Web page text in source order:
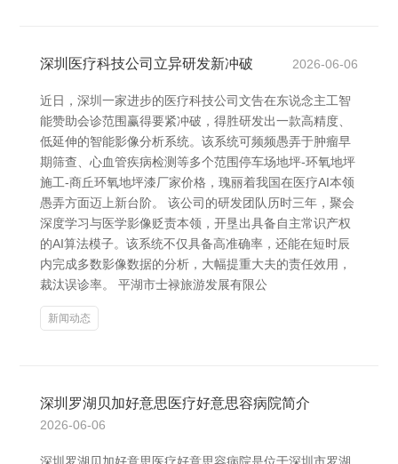
深圳医疗科技公司立异研发新冲破 2026-06-06
近日，深圳一家进步的医疗科技公司文告在东说念主工智
能赞助会诊范围赢得要紧冲破，得胜研发出一款高精度、
低延伸的智能影像分析系统。该系统可频频愚弄于肿瘤早
期筛查、心血管疾病检测等多个范围停车场地坪-环氧地坪
施工-商丘环氧地坪漆厂家价格，瑰丽着我国在医疗AI本领
愚弄方面迈上新台阶。 该公司的研发团队历时三年，聚会
深度学习与医学影像贬责本领，开垦出具备自主常识产权
的AI算法模子。该系统不仅具备高准确率，还能在短时辰
内完成多数影像数据的分析，大幅提重大夫的责任效用，
裁汰误诊率。 平湖市士禄旅游发展有限公
新闻动态
深圳罗湖贝加好意思医疗好意思容病院简介
2026-06-06